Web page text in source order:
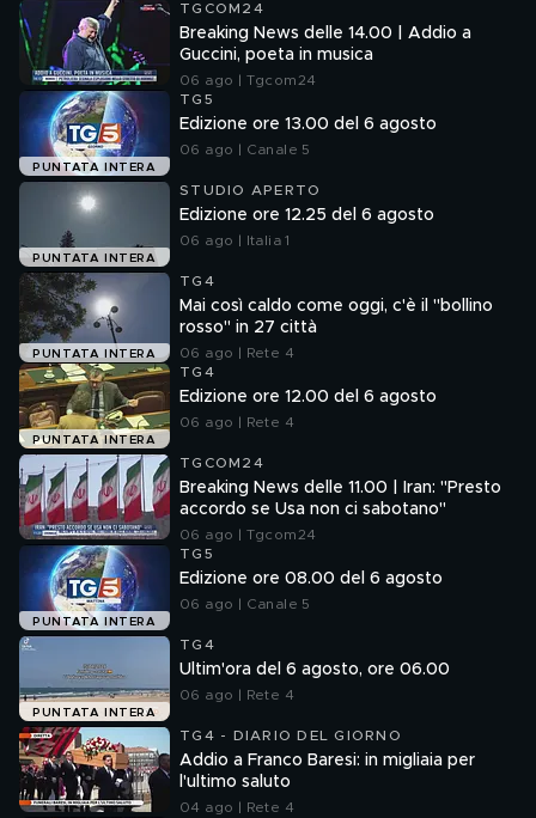
TGCOM24
Breaking News delle 14.00 | Addio a
Guccini, poeta in musica
06 ago | Tgcom24
PUNTATA INTERA
TG5
Edizione ore 13.00 del 6 agosto
06 ago | Canale 5
PUNTATA INTERA
STUDIO APERTO
Edizione ore 12.25 del 6 agosto
06 ago | Italia 1
PUNTATA INTERA
TG4
Mai così caldo come oggi, c'è il "bollino
rosso" in 27 città
06 ago | Rete 4
PUNTATA INTERA
TG4
Edizione ore 12.00 del 6 agosto
06 ago | Rete 4
TGCOM24
Breaking News delle 11.00 | Iran: "Presto
accordo se Usa non ci sabotano"
06 ago | Tgcom24
PUNTATA INTERA
TG5
Edizione ore 08.00 del 6 agosto
06 ago | Canale 5
PUNTATA INTERA
TG4
Ultim'ora del 6 agosto, ore 06.00
06 ago | Rete 4
TG4 - DIARIO DEL GIORNO
Addio a Franco Baresi: in migliaia per
l'ultimo saluto
04 ago | Rete 4